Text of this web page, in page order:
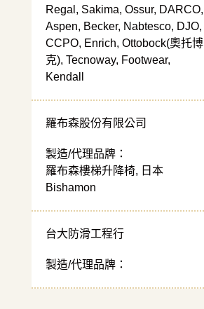
Regal, Sakima, Ossur, DARCO,
Aspen, Becker, Nabtesco, DJO,
CCPO, Enrich, Ottobock(奧托博
克), Tecnoway, Footwear,
Kendall
羅布森股份有限公司
製造/代理品牌：
羅布森樓梯升降椅, 日本
Bishamon
台大防滑工程行
製造/代理品牌：